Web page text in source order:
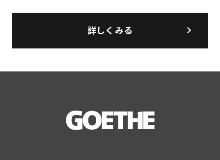
詳しくみる